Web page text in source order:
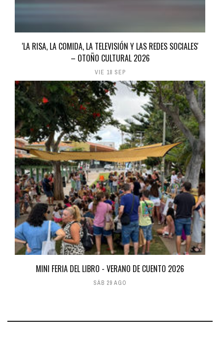
'LA RISA, LA COMIDA, LA TELEVISIÓN Y LAS REDES SOCIALES'
– OTOÑO CULTURAL 2026
VIE 18 SEP
MINI FERIA DEL LIBRO - VERANO DE CUENTO 2026
SÁB 29 AGO